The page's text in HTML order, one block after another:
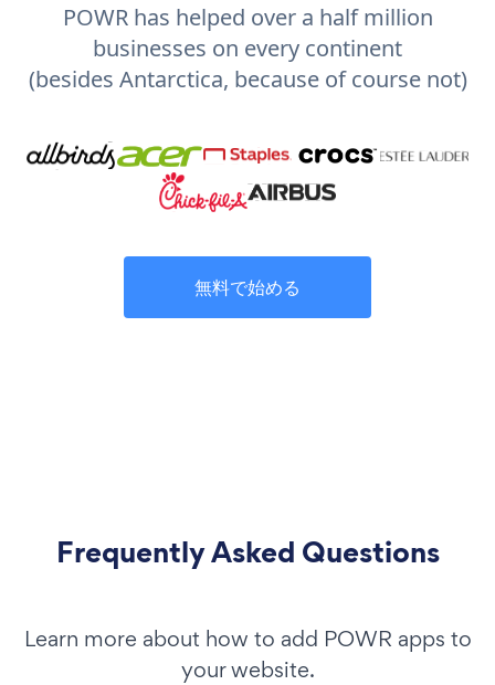
POWR has helped over a half million
businesses on every continent
(besides Antarctica, because of course not)
無料で始める
Frequently Asked Questions
Learn more about how to add POWR apps to
your website.